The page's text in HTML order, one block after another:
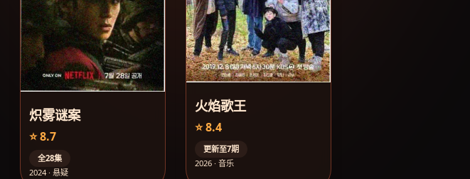
炽雾谜案
⭐ 8.7
全28集
2024 · 悬疑
火焰歌王
⭐ 8.4
更新至7期
2026 · 音乐